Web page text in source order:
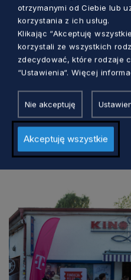
Biblioteka Publiczna w
oraz Stowarzyszenie
Festiwal. Patronat
wydarzeniem objął
pomorskiego
Zobacz
otrzymanymi od Ciebie lub
korzystania z ich usług.
Klikając “Akceptuję
korzystali ze wszystkich
zdecydować, które rodzaje
“Ustawienia“. Więcej
Nie akceptuję
Akceptuję wszystkie